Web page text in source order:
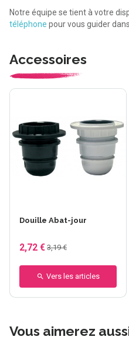
Notre équipe se tient à votre
téléphone pour vous guider
Accessoires
Douille Abat-jour
2,72 € 3,19 €
Vers les articles
Vous aimerez